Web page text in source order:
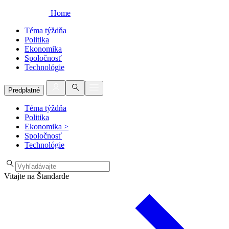
Home
Téma týždňa
Politika
Ekonomika
Spoločnosť
Technológie
Predplatné
Téma týždňa
Politika
Ekonomika >
Spoločnosť
Technológie
Vitajte na Štandarde